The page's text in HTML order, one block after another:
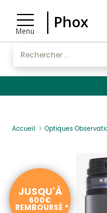
Menu
Phox
Accueil Optiques
JUSQU'À
600€
REMBOURSÉ *